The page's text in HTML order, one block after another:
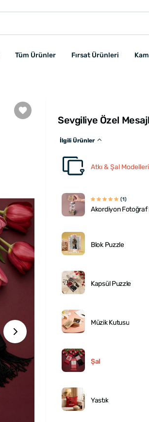
Tüm Ürünler Fırsat Ürünleri
Sevgiliye Özel
İlgili Ürünler
Atkı & Şal
(1)
Akordiyon Fotoğraf
Blok Puzzle
Kapsül Puzzle
Müzik Kutusu
Şal
Yastık